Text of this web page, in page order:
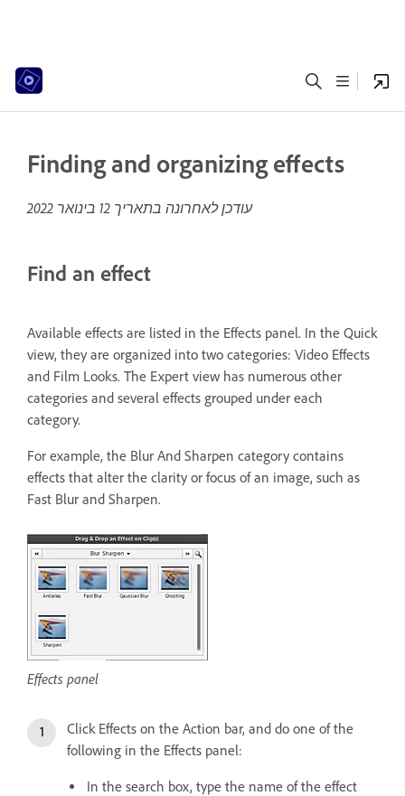
Finding and organizing effects
עודכן לאחרונה בתאריך 12 בינואר 2022
Find an effect
Available effects are listed in the Effects panel. In the Quick
view, they are organized into two categories: Video Effects
and Film Looks. The Expert view has numerous other
categories and several effects grouped under each
category.
For example, the Blur And Sharpen category contains
effects that alter the clarity or focus of an image, such as
Fast Blur and Sharpen.
Effects panel
Click Effects on the Action bar, and do one of the
following in the Effects panel:
In the search box, type the name of the effect